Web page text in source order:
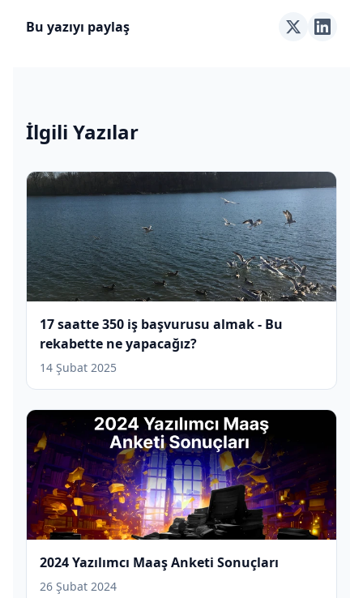
Bu yazıyı paylaş
İlgili Yazılar
17 saatte 350 iş başvurusu almak - Bu
rekabette ne yapacağız?
14 Şubat 2025
2024 Yazılımcı Maaş Anketi Sonuçları
26 Şubat 2024